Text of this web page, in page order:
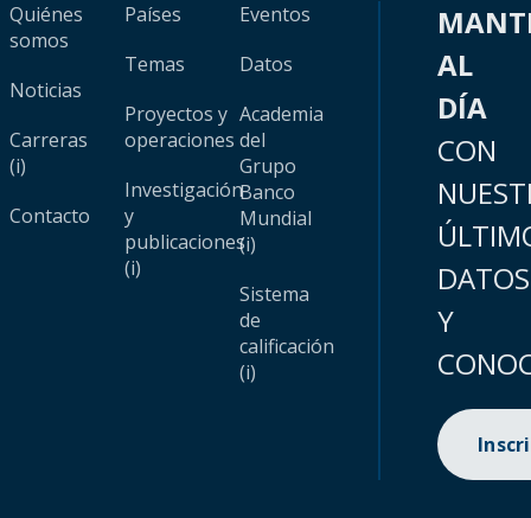
Quiénes
somos
Noticias
Carreras
(i)
Contacto
Países
Temas
Proyectos y
operaciones
Investigación
y
publicaciones
(i)
Eventos
Datos
Academia
del
Grupo
Banco
Mundial
(i)
Sistema
de
calificación
(i)
AL
DÍA
CON
DATOS
Y